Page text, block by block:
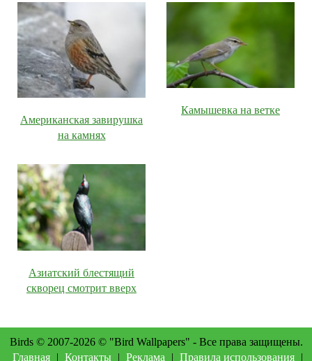
Американская завирушка
на камнях
Камышевка на ветке
Азиатский блестящий
скворец смотрит вверх
Birds © 2007-2026 © "Bird Wallpapers" - Все права защищены.
Главная | Контакты | Реклама | Правила использования |